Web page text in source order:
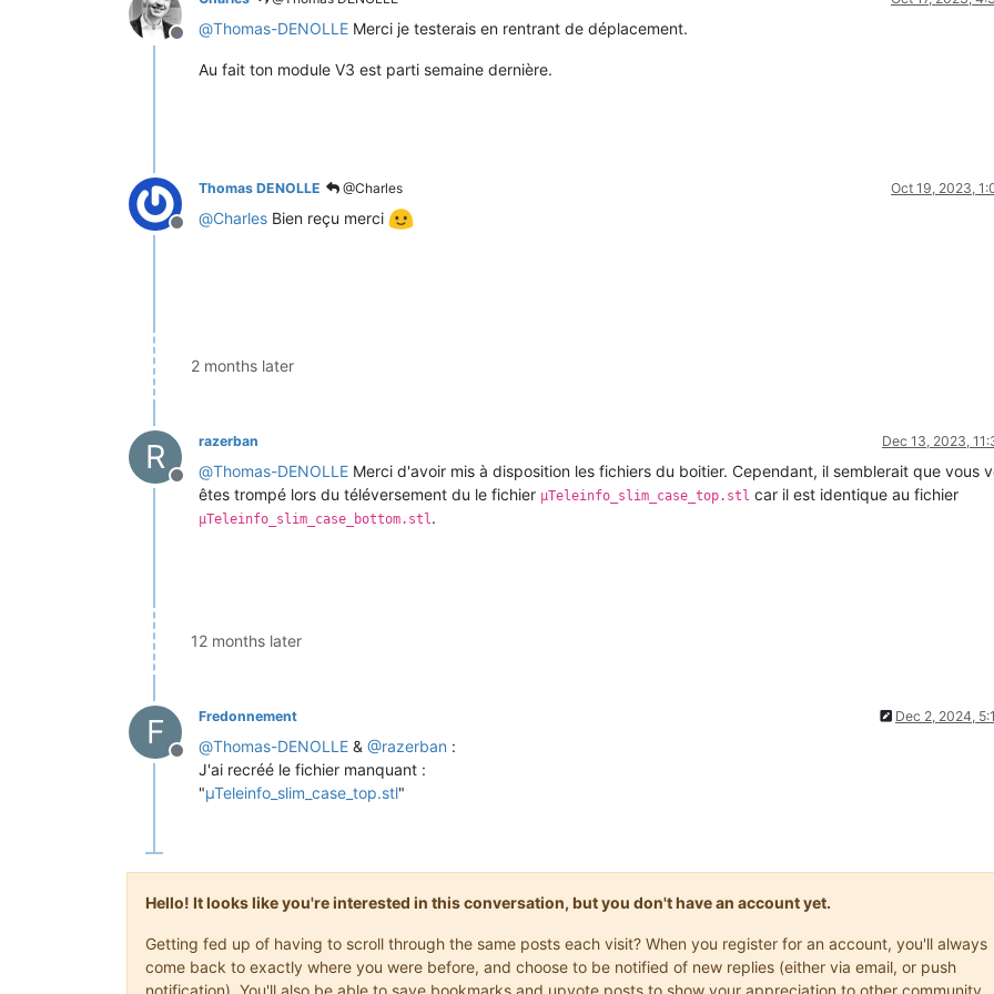
Offline
@Thomas-DENOLLE Merci je testerais en rentrant de déplacement.
Au fait ton module V3 est parti semaine dernière.
Offline
Thomas DENOLLE @Charles Oct 19, 2023,
@Charles Bien reçu merci
2 months later
R
Offline
razerban Dec 13, 2023,
@Thomas-DENOLLE Merci d'avoir mis à disposition les fichiers du boitier. Cependant, il semblerait que vous
êtes trompé lors du téléversement du le fichier µTeleinfo_slim_case_top.stl car il est identique au fichier
µTeleinfo_slim_case_bottom.stl .
12 months later
F
Offline
Fredonnement Dec 2, 2024,
@Thomas-DENOLLE & @razerban :
J'ai recréé le fichier manquant :
"µTeleinfo_slim_case_top.stl"
Hello! It looks like you're interested in this conversation, but you don't have an account yet.
Getting fed up of having to scroll through the same posts each visit? When you register for an account, you'll always
come back to exactly where you were before, and choose to be notified of new replies (either via email, or push
notification). You'll also be able to save bookmarks and upvote posts to show your appreciation to other community